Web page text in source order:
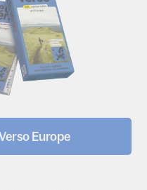
Europe